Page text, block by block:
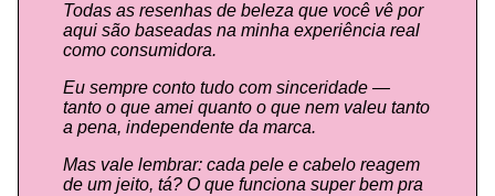
Todas as resenhas de beleza que você vê por
aqui são baseadas na minha experiência real
como consumidora.
Eu sempre conto tudo com sinceridade —
tanto o que amei quanto o que nem valeu tanto
a pena, independente da marca.
Mas vale lembrar: cada pele e cabelo reagem
de um jeito, tá? O que funciona super bem pra